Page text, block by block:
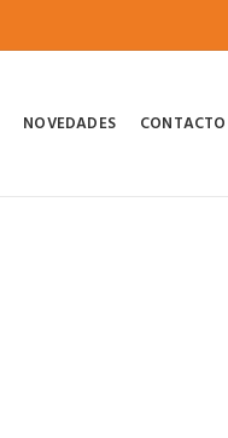
NOVEDADES CONTACTO